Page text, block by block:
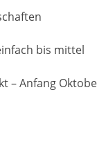
bis mittel
– Anfang